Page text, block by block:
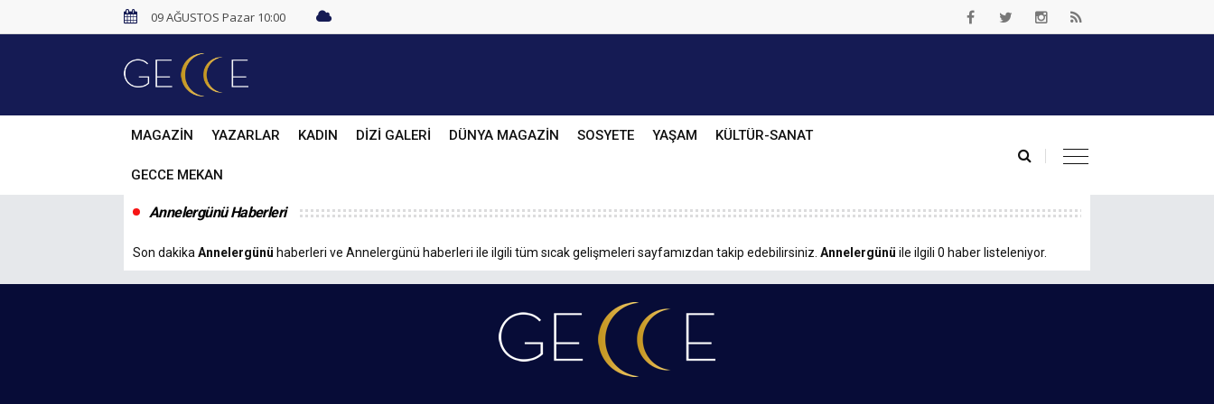
09 AĞUSTOS Pazar 10:00
MAGAZİN YAZARLAR KADIN DİZİ GALERİ DÜNYA MAGAZİN SOSYETE YAŞAM KÜLTÜR-SANAT
GECCE MEKAN
Annelergünü Haberleri
Son dakika Annelergünü haberleri ve Annelergünü haberleri ile ilgili tüm sıcak gelişmeleri sayfamızdan takip edebilirsiniz. Annelergünü ile ilgili 0 haber listeleniyor.